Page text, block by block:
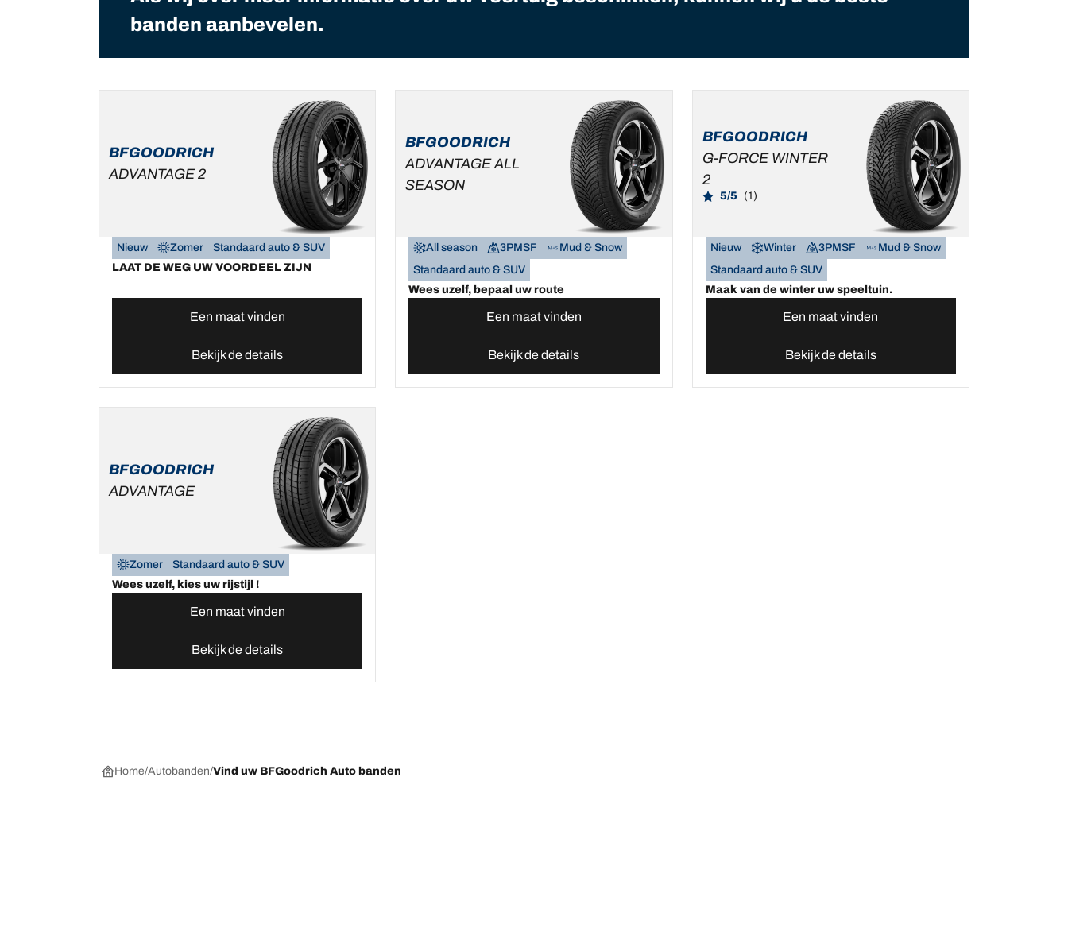
banden aanbevelen.
BFGOODRICH
ADVANTAGE 2
Nieuw Zomer
Standaard auto & SUV
LAAT DE WEG UW VOORDEEL ZIJN
Een maat vinden
Bekijk de details
BFGOODRICH
ADVANTAGE ALL
SEASON
All season 3PMSF
Mud & Snow
Standaard auto & SUV
Wees uzelf, bepaal uw route
Een maat vinden
Bekijk de details
BFGOODRICH
G-FORCE WINTER
2
5/5 (1)
Nieuw Winter 3PMSF
Mud & Snow
Standaard auto & SUV
Maak van de winter uw speeltuin.
Een maat vinden
Bekijk de details
BFGOODRICH
ADVANTAGE
Zomer
Standaard auto & SUV
Wees uzelf, kies uw rijstijl !
Een maat vinden
Bekijk de details
Home Autobanden Vind uw BFGoodrich Auto banden